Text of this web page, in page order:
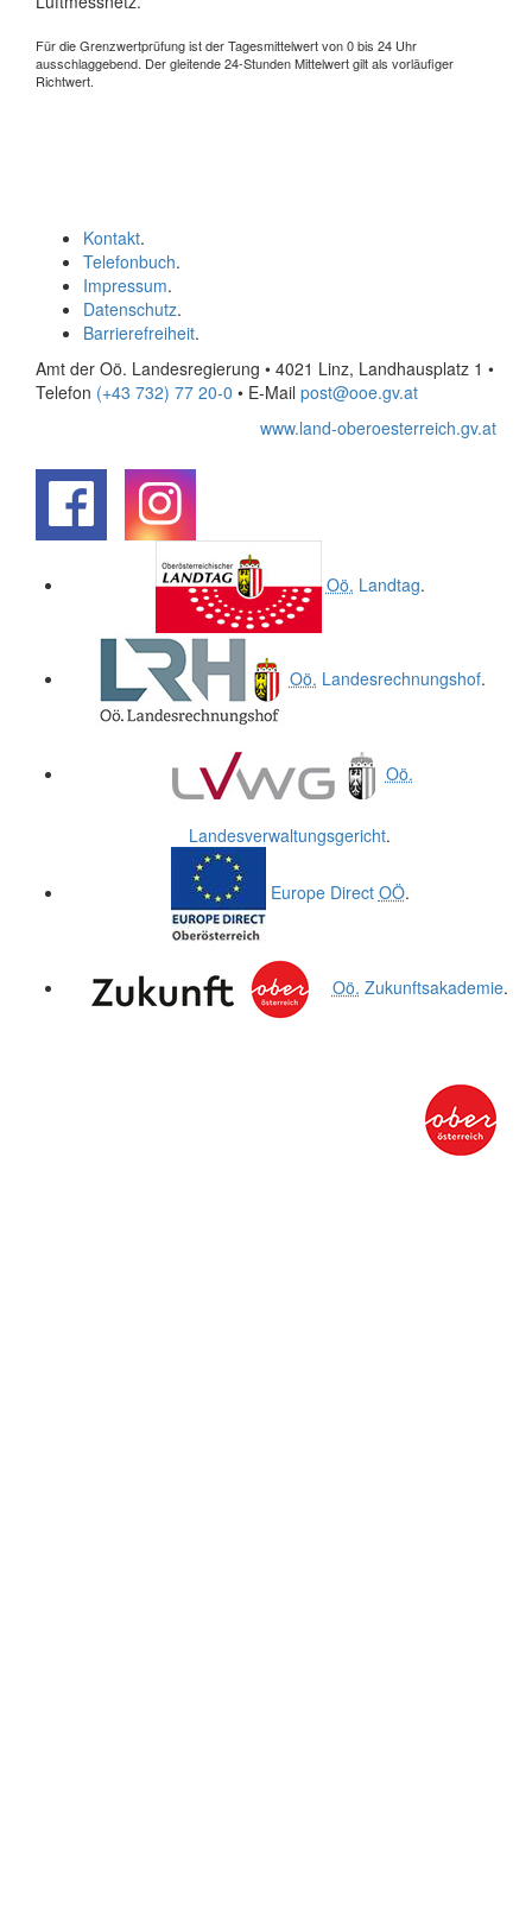
Für die Grenzwertprüfung ist der Tagesmittelwert von 0 bis 24 Uhr
ausschlaggebend. Der gleitende 24-Stunden Mittelwert gilt als vorläufiger
Richtwert.
Kontakt.
Telefonbuch.
Impressum.
Datenschutz.
Barrierefreiheit.
Amt der Oö. Landesregierung • 4021 Linz, Landhausplatz 1 •
Telefon (+43 732) 77 20-0 • E-Mail post@ooe.gv.at
www.land-oberoesterreich.gv.at
Oö. Landtag.
Oö. Landesrechnungshof.
Oö.
Landesverwaltungsgericht.
Europe Direct OÖ.
Oö. Zukunftsakademie.